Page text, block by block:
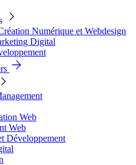
Numérique et Webdesign
Digital
Web
Web
Développement